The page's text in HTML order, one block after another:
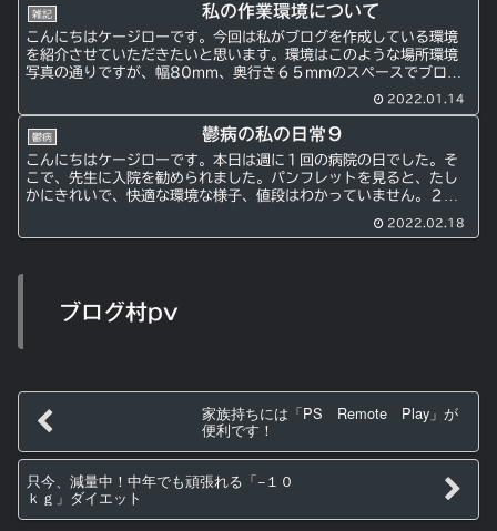
雑記 私の作業環境について
こんにちはケージローです。今回は私がブログを作成している環境
を紹介させていただきたいと思います。環境はこのような場所環境
写真の通りですが、幅80mm、奥行き６５mmのスペースでブログ
2022.01.14
鬱病 鬱病の私の日常９
こんにちはケージローです。本日は週に１回の病院の日でした。そ
こで、先生に入院を勧められました。パンフレットを見ると、たし
かにきれいで、快適な環境な様子、値段はわかっていません。２〜
2022.02.18
ブログ村pv
家族持ちには「PS Remote Play」が
便利です！
只今、減量中！中年でも頑張れる「−１０
ｋｇ」ダイエット